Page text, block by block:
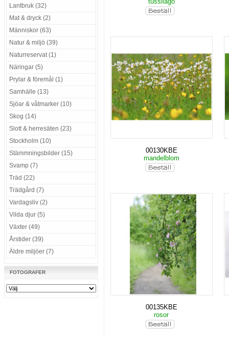
Lantbruk (32)
Mat & dryck (2)
Människor (63)
Natur & miljö (39)
Naturreservat (1)
Näringar (5)
Prylar & föremål (1)
Samhälle (13)
Sjöar & våtmarker (10)
Skog (14)
Slott & herresäten (23)
Stockholm (10)
Stämmningsbilder (15)
Svamp (7)
Träd (22)
Trädgård (7)
Vardagsliv (2)
Vilda djur (5)
Växter (49)
Årstider (39)
Äldre miljöer (7)
FOTOGRAFER
00130KBE
mandelblom
00135KBE
rosor